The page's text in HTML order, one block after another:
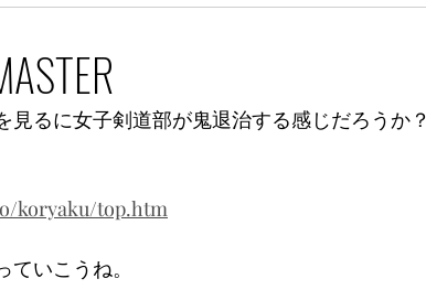
るに女子剣道部が鬼退治する感じだろうか？
koryaku/top.htm
いこうね。